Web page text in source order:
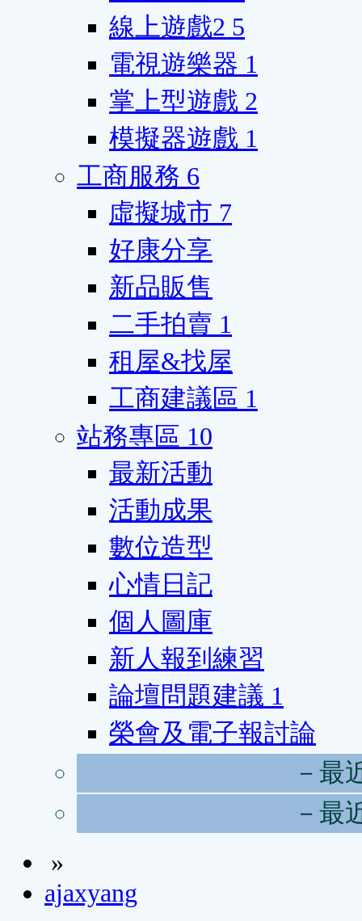
線上遊戲2 5
電視遊樂器 1
掌上型遊戲 2
模擬器遊戲 1
工商服務 6
虛擬城市 7
好康分享
新品販售
二手拍賣 1
租屋&找屋
工商建議區 1
站務專區 10
最新活動
活動成果
數位造型
心情日記
個人圖庫
新人報到練習
論壇問題建議 1
榮會及電子報討論
－最
－最
»
ajaxyang